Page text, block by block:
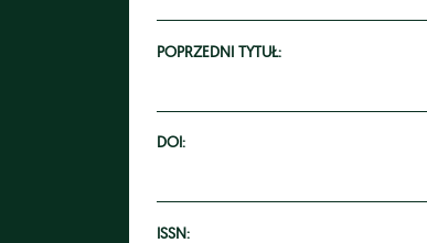
POPRZEDNI TYTUŁ:
DOI:
ISSN: